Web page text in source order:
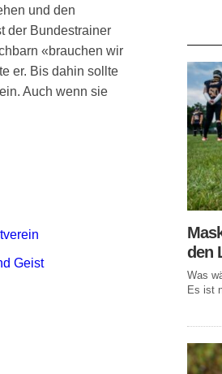
und den
der Bundestrainer
«brauchen wir
er. Bis dahin sollte
Auch wenn sie
Geist
den
Was
Es ist